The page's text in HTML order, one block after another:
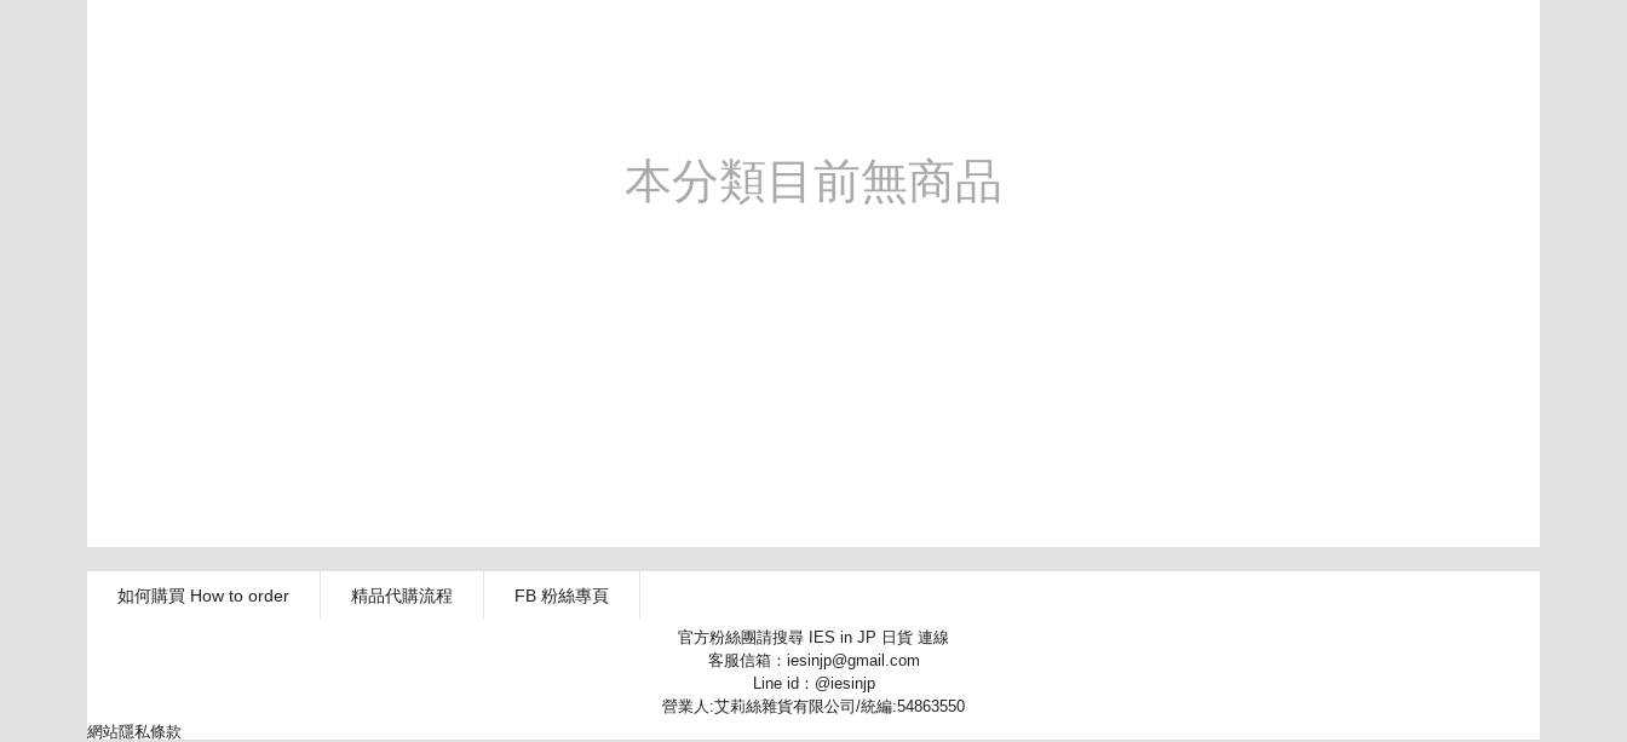
本分類目前無商品
如何購買 How to order 精品代購流程 FB 粉絲專頁
官方粉絲團請搜尋 IES in JP 日貨 連線
客服信箱：iesinjp@gmail.com
Line id：@iesinjp
營業人:艾莉絲雜貨有限公司/統編:54863550
網站隱私條款